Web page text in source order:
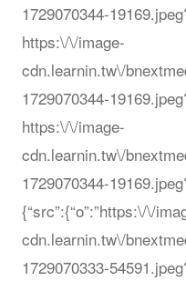
1729070344-
https:\/\/image-
cdn.learnin.tw\/
1729070344-
https:\/\/image-
cdn.learnin.tw\/
1729070344-
{“src”:{“o”:”https:\/\/
cdn.learnin.tw\/
1729070333-